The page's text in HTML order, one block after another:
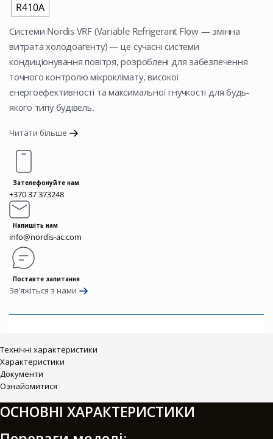
R410A
Системи Nordis VRF (Variable Refrigerant Flow — змінна
витрата холодоагенту) — це сучасні системи
кондиціонування повітря, розроблені для забезпечення
точного контролю мікроклімату, високої
енергоефективності та максимальної гнучкості для будь-
якого типу будівель.
Читати більше
Зателефонуйте нам
+370 37 373248
Напишіть нам
info@nordis-ac.com
Поставте запитання
Зв’яжіться з нами
Технічні характеристики
Характеристики
Документи
Ознайомитися
ОСНОВНІ ХАРАКТЕРИСТИКИ